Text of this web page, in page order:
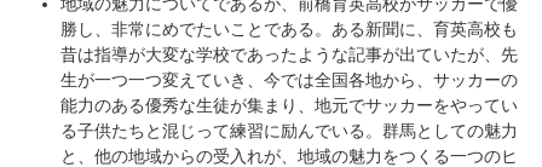
勝し、非常にめでたいことである。ある新聞に、育英高校も
昔は指導が大変な学校であったような記事が出ていたが、先
生が一つ一つ変えていき、今では全国各地から、サッカーの
能力のある優秀な生徒が集まり、地元でサッカーをやってい
る子供たちと混じって練習に励んでいる。群馬としての魅力
と、他の地域からの受入れが、地域の魅力をつくる一つのヒ